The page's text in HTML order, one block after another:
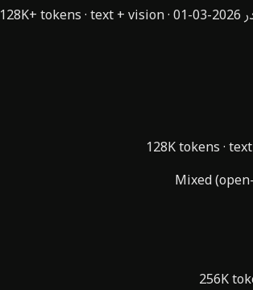
2026-03-01
·
128K+ tokens·text + vision
128K tokens·text
Mixed
256K